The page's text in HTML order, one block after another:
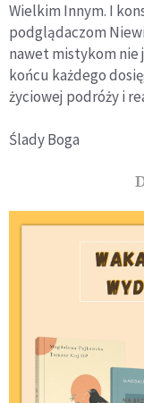
Wielkim Innym. I
podglądaczom
nawet mistykom nie
końcu każdego
życiowej podróży i
Ślady Boga